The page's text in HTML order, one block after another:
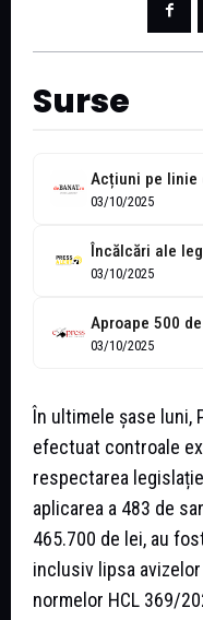
Surse
03/10/2025
03/10/2025
03/10/2025
În ultimele șase luni,
efectuat controale
respectarea
aplicarea a 483 de
465.700 de lei, au
inclusiv lipsa
normelor HCL 369/